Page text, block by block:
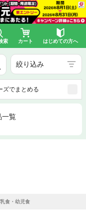
索 カート はじめての方へ
絞り込み
ズでまとめる
一覧
食・幼児食